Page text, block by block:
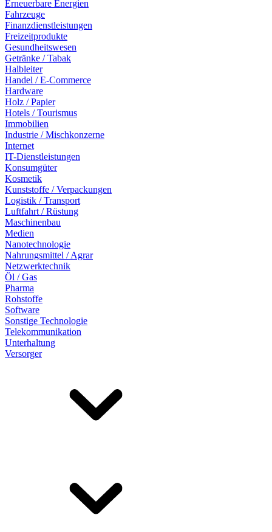
Erneuerbare Energien
Fahrzeuge
Finanzdienstleistungen
Freizeitprodukte
Gesundheitswesen
Getränke / Tabak
Halbleiter
Handel / E-Commerce
Hardware
Holz / Papier
Hotels / Tourismus
Immobilien
Industrie / Mischkonzerne
Internet
IT-Dienstleistungen
Konsumgüter
Kosmetik
Kunststoffe / Verpackungen
Logistik / Transport
Luftfahrt / Rüstung
Maschinenbau
Medien
Nanotechnologie
Nahrungsmittel / Agrar
Netzwerktechnik
Öl / Gas
Pharma
Rohstoffe
Software
Sonstige Technologie
Telekommunikation
Unterhaltung
Versorger